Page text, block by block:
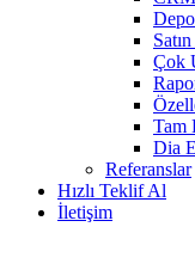
Çok
Tam
Dia
Referanslar
Hızlı Teklif Al
İletişim